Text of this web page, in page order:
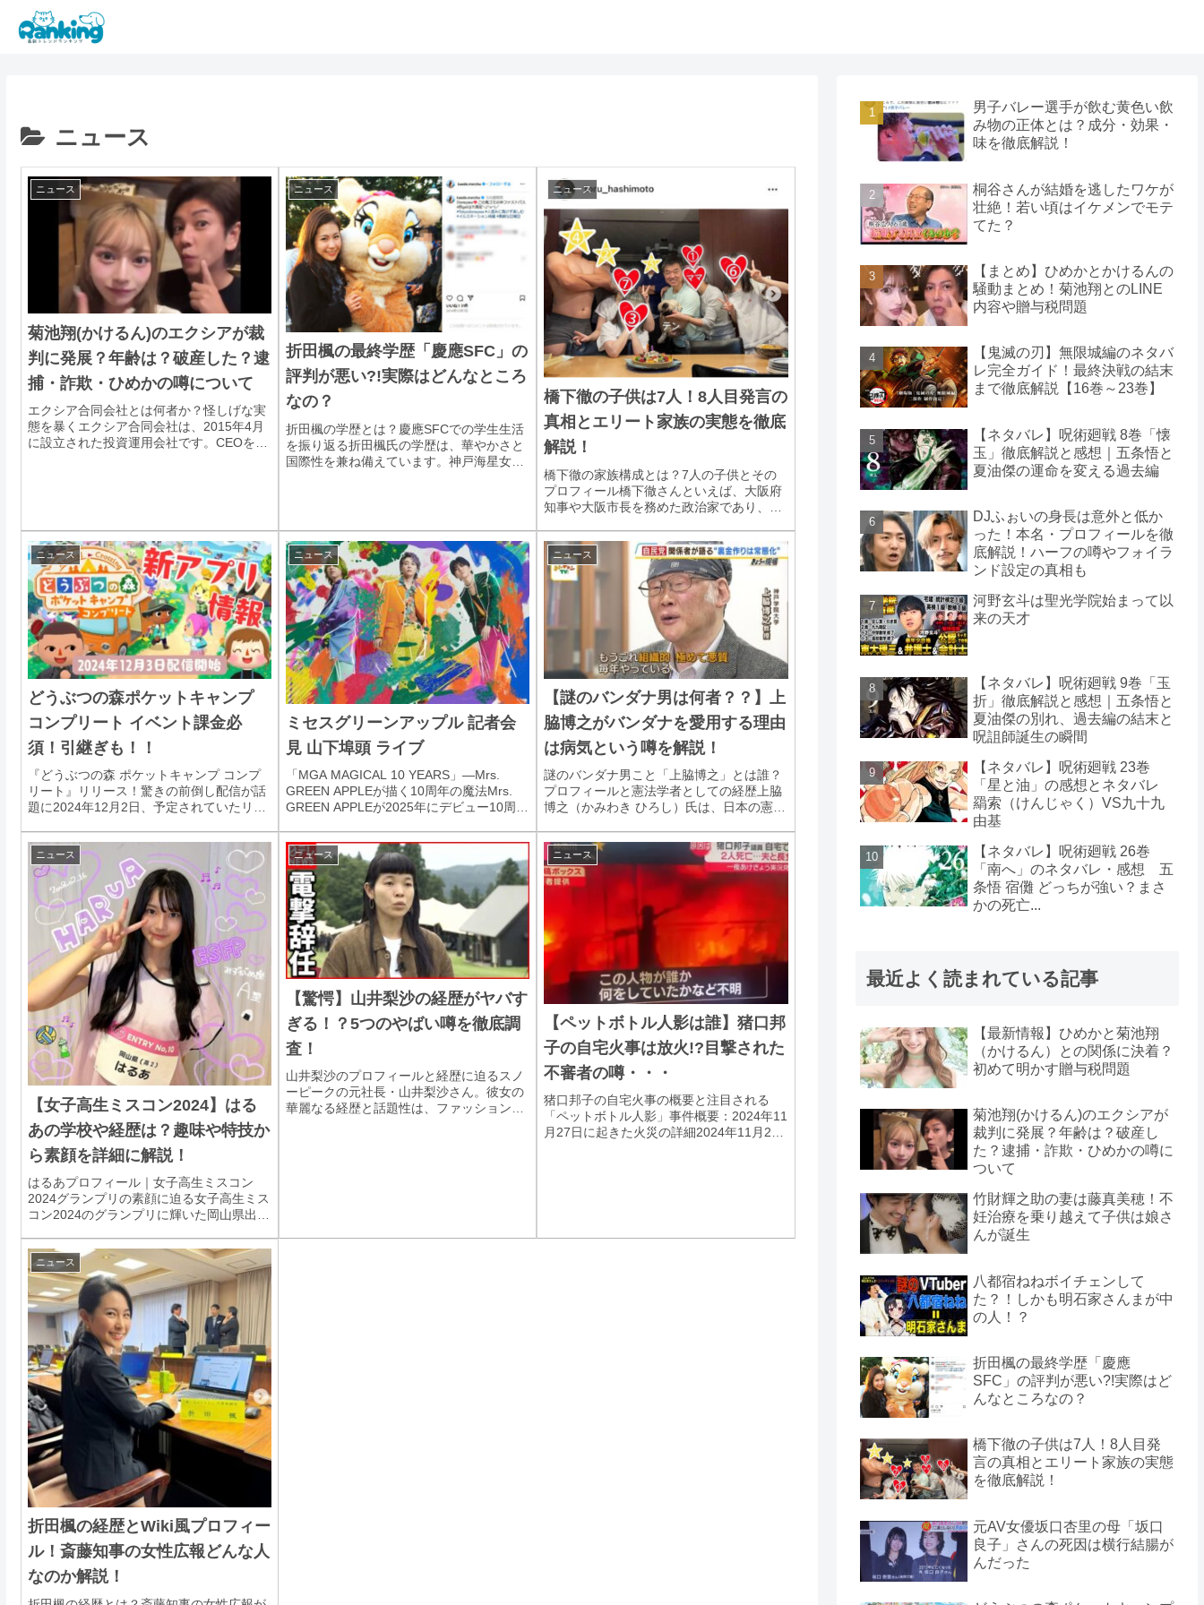
ニュース
ニュース
菊池翔(かけるん)のエクシアが裁
判に発展？年齢は？破産した？逮
捕・詐欺・ひめかの噂について
エクシア合同会社とは何者か？怪しげな実
態を暴くエクシア合同会社は、2015年4月
に設立された投資運用会社です。CEOを務
ニュース
折田楓の最終学歴「慶應SFC」の
評判が悪い?!実際はどんなところ
なの？
折田楓の学歴とは？慶應SFCでの学生生活
を振り返る折田楓氏の学歴は、華やかさと
国際性を兼ね備えています。神戸海星女子
ニュース
橋下徹の子供は7人！8人目発言の
真相とエリート家族の実態を徹底
解説！
橋下徹の家族構成とは？7人の子供とその
プロフィール橋下徹さんといえば、大阪府
知事や大阪市長を務めた政治家であり、現
活躍しています。そんな橋下さんには、な
んと7人の子供がいます。テレビ番組やメ
ディアで度々...
ニュース
どうぶつの森ポケットキャンプ
コンプリート イベント課金必
須！引継ぎも！！
『どうぶつの森 ポケットキャンプ コンプ
リート』リリース！驚きの前倒し配信が話
題に2024年12月2日、予定されていたリリ
買い切りアプリ『どうぶつの森 ポケットキ
ャンプ コンプリート』が配信開始されま
し...
ニュース
ミセスグリーンアップル 記者会
見 山下埠頭 ライブ
「MGA MAGICAL 10 YEARS」―Mrs.
GREEN APPLEが描く10周年の魔法Mrs.
GREEN APPLEが2025年にデビュー10周年
MAGICAL 10 YEARS」を掲げ...
ニュース
【謎のバンダナ男は何者？？】上
脇博之がバンダナを愛用する理由
は病気という噂を解説！
謎のバンダナ男こと「上脇博之」とは誰？
プロフィールと憲法学者としての経歴上脇
博之（かみわき ひろし）氏は、日本の憲法
党国家論に関する研究で注目されていま
す。彼の活動は、学術的な枠を超え、日本
の民主主義や...
ニュース
【女子高生ミスコン2024】はる
あの学校や経歴は？趣味や特技か
ら素顔を詳細に解説！
はるあプロフィール｜女子高生ミスコン
2024グランプリの素顔に迫る女子高生ミス
コン2024のグランプリに輝いた岡山県出身
を詳しく見ていきましょう。はるあの基本
プロフィール 名前：はるあ 出身地：岡山
県 ...
ニュース
【驚愕】山井梨沙の経歴がヤバす
ぎる！？5つのやばい噂を徹底調
査！
山井梨沙のプロフィールと経歴に迫るスノ
ーピークの元社長・山井梨沙さん。彼女の
華麗なる経歴と話題性は、ファッションや
ニュース
【ペットボトル人影は誰】猪口邦
子の自宅火事は放火!?目撃された
不審者の噂・・・
猪口邦子の自宅火事の概要と注目される
「ペットボトル人影」事件概要：2024年11
月27日に起きた火災の詳細2024年11月27
ニュース
折田楓の経歴とWiki風プロフィー
ル！斎藤知事の女性広報どんな人
なのか解説！
男子バレー選手が飲む黄色い飲
み物の正体とは？成分・効果・
味を徹底解説！
桐谷さんが結婚を逃したワケが
壮絶！若い頃はイケメンでモテ
てた？
【まとめ】ひめかとかけるんの
騒動まとめ！菊池翔とのLINE
内容や贈与税問題
【鬼滅の刃】無限城編のネタバ
レ完全ガイド！最終決戦の結末
まで徹底解説【16巻～23巻】
【ネタバレ】呪術廻戦 8巻「懐
玉」徹底解説と感想｜五条悟と
夏油傑の運命を変える過去編
DJふぉいの身長は意外と低か
った！本名・プロフィールを徹
底解説！ハーフの噂やフォイラ
ンド設定の真相も
河野玄斗は聖光学院始まって以
来の天才
【ネタバレ】呪術廻戦 9巻「玉
折」徹底解説と感想｜五条悟と
夏油傑の別れ、過去編の結末と
呪詛師誕生の瞬間
【ネタバレ】呪術廻戦 23巻
「星と油」の感想とネタバレ
羂索（けんじゃく）VS九十九
由基
【ネタバレ】呪術廻戦 26巻
「南へ」のネタバレ・感想 五
条悟 宿儺 どっちが強い？まさ
かの死亡...
最近よく読まれている記事
【最新情報】ひめかと菊池翔
（かけるん）との関係に決着？
初めて明かす贈与税問題
菊池翔(かけるん)のエクシアが
裁判に発展？年齢は？破産し
た？逮捕・詐欺・ひめかの噂に
ついて
竹財輝之助の妻は藤真美穂！不
妊治療を乗り越えて子供は娘さ
んが誕生
八都宿ねねボイチェンして
た？！しかも明石家さんまが中
の人！？
折田楓の最終学歴「慶應
SFC」の評判が悪い?!実際はど
んなところなの？
橋下徹の子供は7人！8人目発
言の真相とエリート家族の実態
を徹底解説！
元AV女優坂口杏里の母「坂口
良子」さんの死因は横行結腸が
んだった